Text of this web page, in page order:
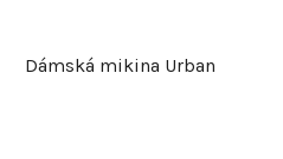
Dámská mikina Urban